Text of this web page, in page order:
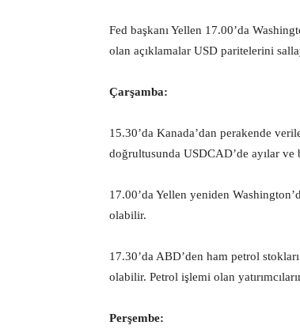
Fed başkanı Yellen 17.00’da
olan açıklamalar USD paritelerini
Çarşamba:
15.30’da Kanada’dan perakende
doğrultusunda USDCAD’de ayılar
17.00’da Yellen yeniden
olabilir.
17.30’da ABD’den ham petrol
olabilir. Petrol işlemi olan
Perşembe: